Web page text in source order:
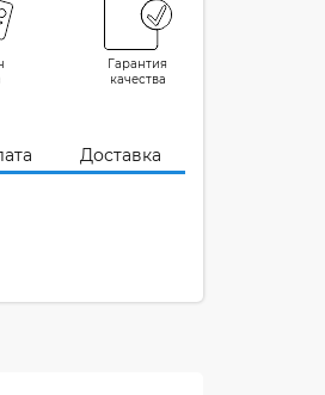
Гарантия
качества
Доставка